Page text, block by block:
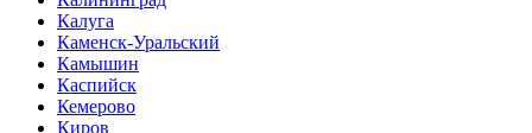
Калуга
Каменск-Уральский
Камышин
Каспийск
Кемерово
Киров